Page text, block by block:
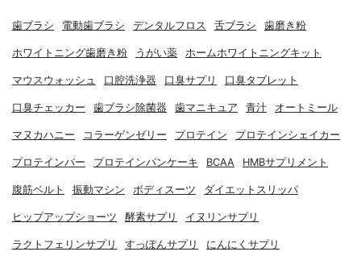
歯ブラシ 電動歯ブラシ デンタルフロス 舌ブラシ 歯磨き粉
ホワイトニング歯磨き粉 うがい薬 ホームホワイトニングキット
マウスウォッシュ 口腔洗浄器 口臭サプリ 口臭タブレット
口臭チェッカー 歯ブラシ除菌器 歯マニキュア 青汁 オートミール
マヌカハニー コラーゲンゼリー プロテイン プロテインシェイカー
プロテインバー プロテインパンケーキ BCAA HMBサプリメント
腹筋ベルト 振動マシン ボディスーツ ダイエットスリッパ
ヒップアップショーツ 酵素サプリ イヌリンサプリ
ラクトフェリンサプリ すっぽんサプリ にんにくサプリ